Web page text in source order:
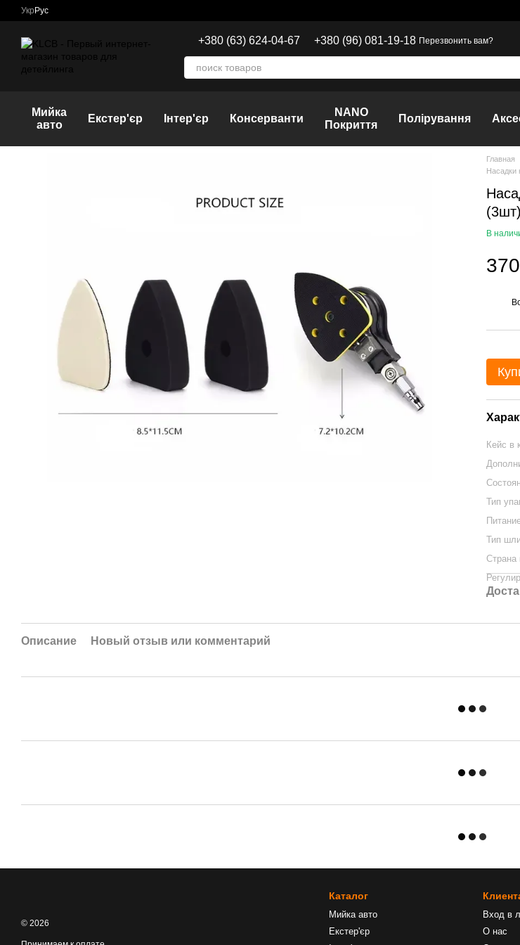
Перейти к основному контенту
Укр Рус
+380 (63) 624-04-67 +380 (96) 081-19-18 Перезвонить вам?
Мийка
авто
Екстер'єр Інтер'єр Консерванти
NANO
Покриття
Полірування
Главная
Насадки
(3шт)
В
Кейс в
Тип
Тип
Страна
Описание Новый отзыв или комментарий
© 2026
Каталог
Мийка авто
Екстер'єр
Вход в
О нас